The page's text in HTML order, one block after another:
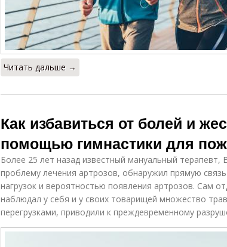
Читать дальше →
Как избавиться от болей и
помощью гимнастики для
Более 25 лет назад известный мануальный терапевт,
проблему лечения артрозов, обнаружил прямую
нагрузок и вероятностью появления артрозов. Сам
наблюдал у себя и у своих товарищей множество
перегрузками, приводили к преждевременному